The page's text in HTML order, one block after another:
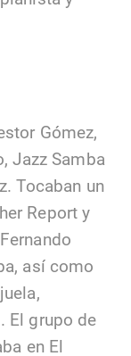
Gómez,
Jazz Samba
Tocaban un
Report y
así como
El grupo de
en El